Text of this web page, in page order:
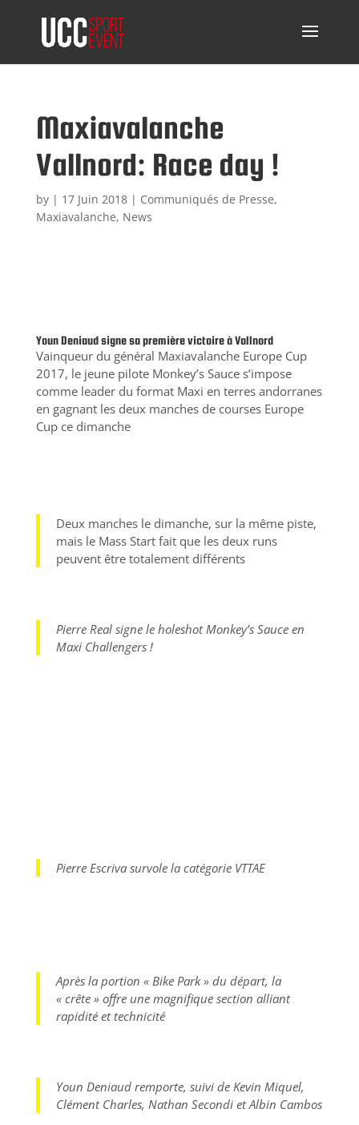
Maxiavalanche
Vallnord: Race day !
by | 17 Juin 2018| Communiqués de Presse,
Maxiavalanche, News
Youn Deniaud signe sa première victoire à Vallnord
Vainqueur du général Maxiavalanche Europe Cup
2017, le jeune pilote Monkey’s Sauce s’impose
comme leader du format Maxi en terres andorranes
en gagnant les deux manches de courses Europe
Cup ce dimanche
Deux manches le dimanche, sur la même piste,
mais le Mass Start fait que les deux runs
peuvent être totalement différents
Pierre Real signe le holeshot Monkey’s Sauce en
Maxi Challengers !
Pierre Escriva survole la catégorie VTTAE
Après la portion « Bike Park » du départ, la
« crête » offre une magnifique section alliant
rapidité et technicité
Youn Deniaud remporte, suivi de Kevin Miquel,
Clément Charles, Nathan Secondi et Albin Cambos